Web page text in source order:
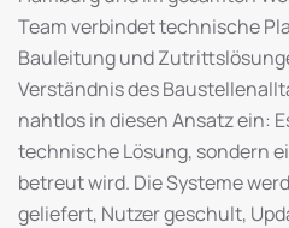
Team verbindet technische
Bauleitung und
Verständnis des
nahtlos in diesen Ansatz ein:
technische Lösung, sondern
betreut wird. Die Systeme
geliefert, Nutzer geschult,